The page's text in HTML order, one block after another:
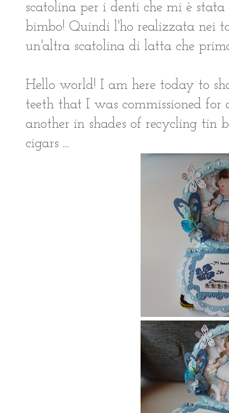
scatolina per i denti che mi è
bimbo! Quindi l'ho realizzata nei
un'altra scatolina di latta che
Hello world! I am here today to
teeth that I was commissioned
another in shades of recycling tin
cigars ...